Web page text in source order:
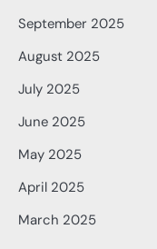
September 2025
August 2025
July 2025
June 2025
May 2025
April 2025
March 2025